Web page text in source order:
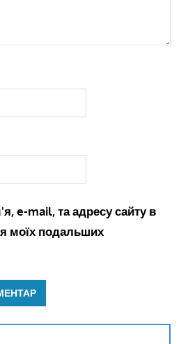
e-mail, та адресу сайту в
моїх подальших